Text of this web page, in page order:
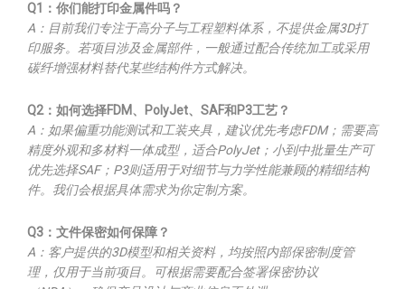
Q1：你们能打印金属件吗？
A：目前我们专注于高分子与工程塑料体系，不提供金属3D打
印服务。若项目涉及金属部件，一般通过配合传统加工或采用
碳纤增强材料替代某些结构件方式解决。
Q2：如何选择FDM、PolyJet、SAF和P3工艺？
A：如果偏重功能测试和工装夹具，建议优先考虑FDM；需要高
精度外观和多材料一体成型，适合PolyJet；小到中批量生产可
优先选择SAF；P3则适用于对细节与力学性能兼顾的精细结构
件。我们会根据具体需求为你定制方案。
Q3：文件保密如何保障？
A：客户提供的3D模型和相关资料，均按照内部保密制度管
理，仅用于当前项目。可根据需要配合签署保密协议